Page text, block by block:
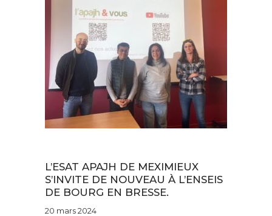
L’ESAT APAJH DE MEXIMIEUX
S’INVITE DE NOUVEAU À L’ENSEIS
DE BOURG EN BRESSE.
20 mars 2024